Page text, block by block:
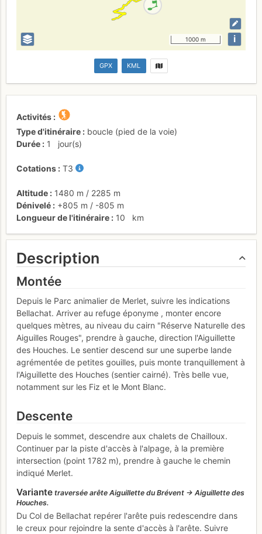
1000 m i
GPX KML
Activités
Type d'itinéraire
boucle (pied de la voie)
Durée
1 jour(s)
Cotations T3
Altitude 1480 m / 2285 m
Dénivelé
+805 m / -805 m
Longueur de l'itinéraire
10 km
Description
Montée
Depuis le Parc animalier de Merlet, suivre les indications
Bellachat. Arriver au refuge éponyme , monter encore
quelques mètres, au niveau du cairn "Réserve Naturelle des
Aiguilles Rouges", prendre à gauche, direction l'Aiguillette
des Houches. Le sentier descend sur une superbe lande
agrémentée de petites gouilles, puis monte tranquillement à
l'Aiguillette des Houches (sentier cairné). Très belle vue,
notamment sur les Fiz et le Mont Blanc.
Descente
Depuis le sommet, descendre aux chalets de Chailloux.
Continuer par la piste d'accès à l'alpage, à la première
intersection (point 1782 m), prendre à gauche le chemin
indiqué Merlet.
Variante traversée arête Aiguillette du Brévent -> Aiguillette des
Houches.
Du Col de Bellachat repérer l'arête puis redescendre dans
le creux pour rejoindre la sente d'accès à l'arête. Suivre